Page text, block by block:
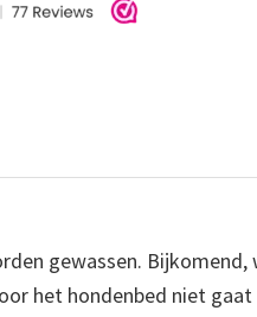
gewassen. Bijkomend,
het hondenbed niet gaat